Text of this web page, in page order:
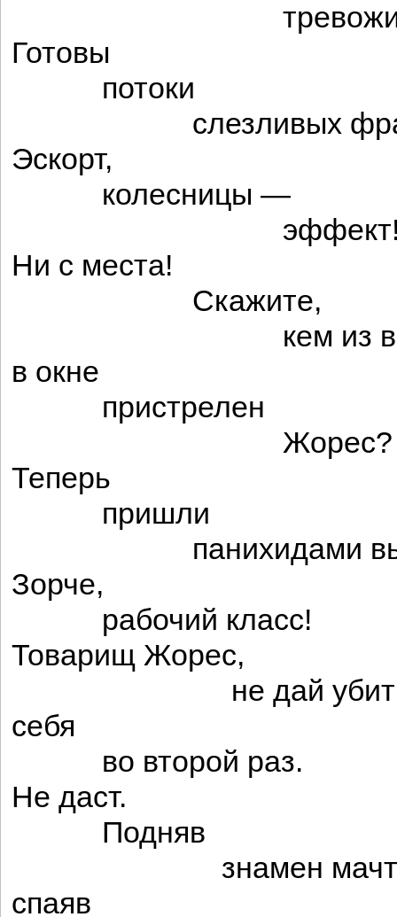
Готовы
потоки
слезливых
Эскорт,
колесницы —
Ни с места!
Скажите,
кем из
в окне
пристрелен
Жорес?
Теперь
пришли
панихидами
Зорче,
рабочий класс!
Товарищ Жорес,
не дай
себя
во второй раз.
Не даст.
Подняв
знамен
спаяв